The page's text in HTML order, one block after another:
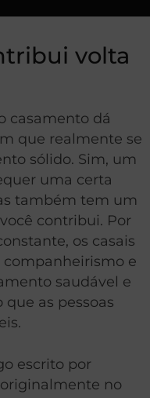
volta
casamento dá
que realmente se
sólido. Sim, um
uma certa
também tem um
contribui. Por
os casais
companheirismo e
saudável e
que as pessoas
escrito por
no